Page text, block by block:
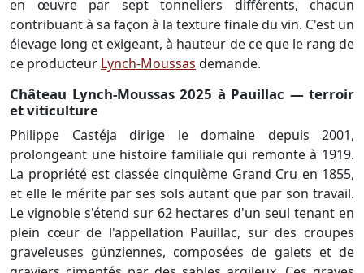
en œuvre par sept tonneliers différents, chacun
contribuant à sa façon à la texture finale du vin. C'est un
élevage long et exigeant, à hauteur de ce que le rang de
ce producteur Lynch-Moussas demande.
Château Lynch-Moussas 2025 à Pauillac — terroir
et viticulture
Philippe Castéja dirige le domaine depuis 2001,
prolongeant une histoire familiale qui remonte à 1919.
La propriété est classée cinquième Grand Cru en 1855,
et elle le mérite par ses sols autant que par son travail.
Le vignoble s'étend sur 62 hectares d'un seul tenant en
plein cœur de l'appellation Pauillac, sur des croupes
graveleuses günziennes, composées de galets et de